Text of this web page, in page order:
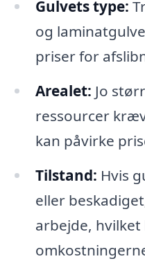
Gulvets type:
og
priser for
Arealet: Jo
ressourcer
kan påvirke
Tilstand: Hvis
eller
arbejde, hvilket